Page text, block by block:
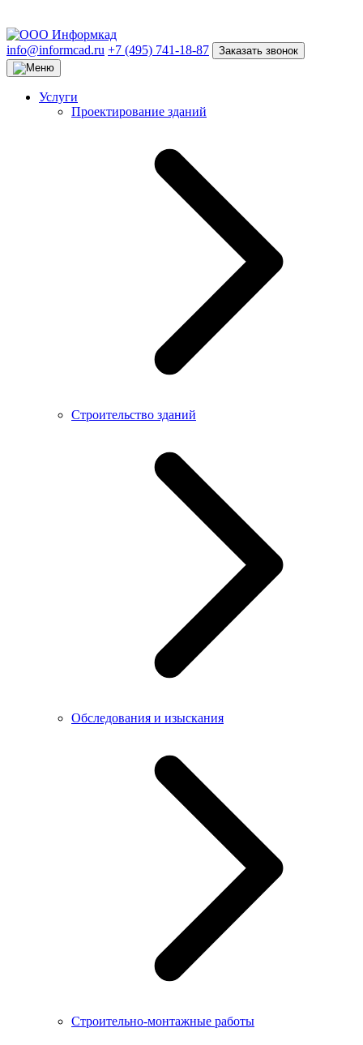
info@informcad.ru +7 (495) 741-18-87 Заказать звонок
Услуги
Проектирование зданий
Строительство зданий
Обследования и изыскания
Строительно-монтажные работы